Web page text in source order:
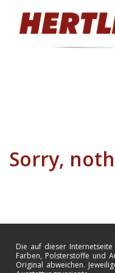
Sorry,
Die auf dieser
Farben, Polsterstoffe und
Original abweichen.